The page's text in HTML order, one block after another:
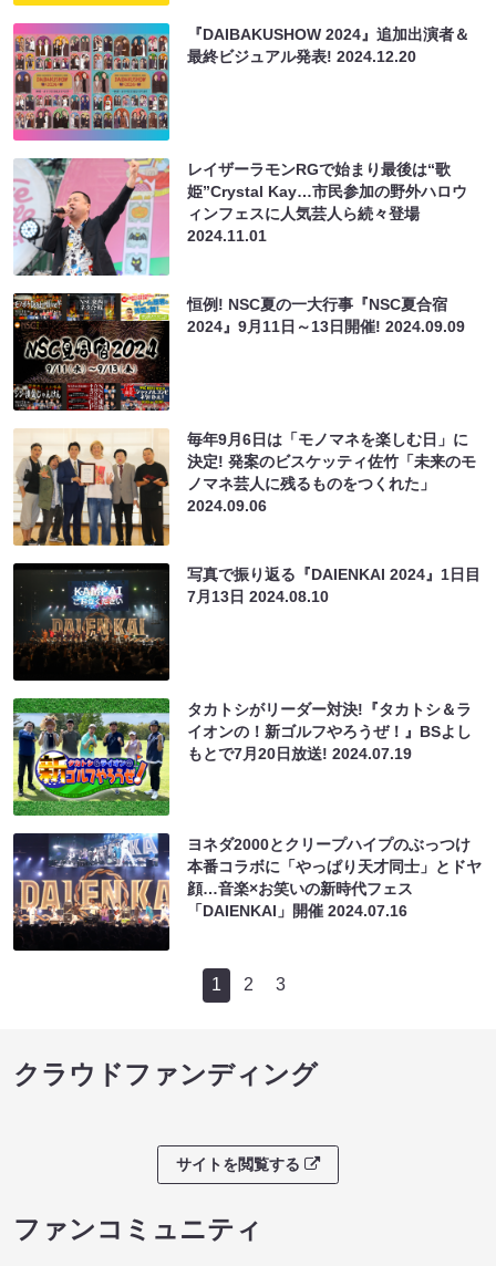
『DAIBAKUSHOW 2024』追加出演者＆
最終ビジュアル発表!2024.12.20
レイザーラモンRGで始まり最後は“歌
姫”Crystal Kay…市民参加の野外ハロウ
ィンフェスに人気芸人ら続々登場
2024.11.01
恒例! NSC夏の一大行事『NSC夏合宿
2024』9月11日～13日開催!2024.09.09
毎年9月6日は「モノマネを楽しむ日」に
決定! 発案のビスケッティ佐竹「未来のモ
ノマネ芸人に残るものをつくれた」
2024.09.06
写真で振り返る『DAIENKAI 2024』1日目
7月13日2024.08.10
タカトシがリーダー対決!『タカトシ＆ラ
イオンの！新ゴルフやろうぜ！』BSよし
もとで7月20日放送!2024.07.19
ヨネダ2000とクリープハイプのぶっつけ
本番コラボに「やっぱり天才同士」とドヤ
顔…音楽×お笑いの新時代フェス
「DAIENKAI」開催2024.07.16
1 2 3
クラウドファンディング
サイトを閲覧する
ファンコミュニティ